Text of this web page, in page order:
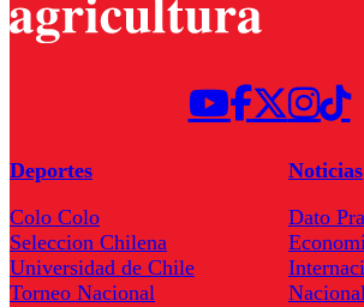
Deportes
Colo Colo
Seleccion Chilena
Universidad de Chile
Torneo Nacional
Noticias
Dato